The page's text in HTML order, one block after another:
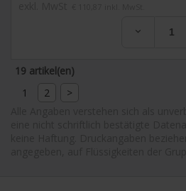

19 artikel(en)
1
2
>